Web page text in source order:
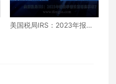
美国税局IRS：2023年报税